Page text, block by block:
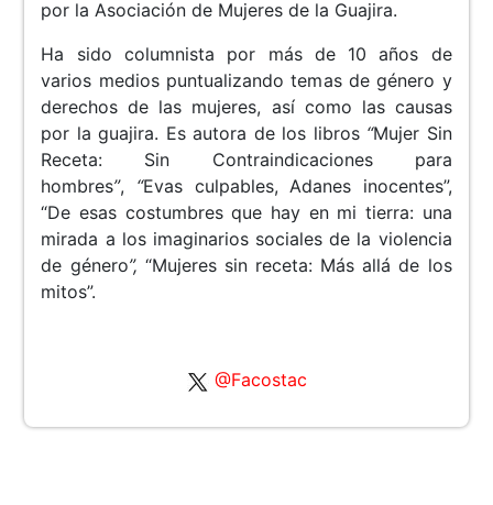
por la Asociación de Mujeres de la Guajira.
Ha sido columnista por más de 10 años de
varios medios puntualizando temas de género y
derechos de las mujeres, así como las causas
por la guajira. Es autora de los libros “Mujer Sin
Receta: Sin Contraindicaciones para
hombres”, “Evas culpables, Adanes inocentes”,
“De esas costumbres que hay en mi tierra: una
mirada a los imaginarios sociales de la violencia
de género”, “Mujeres sin receta: Más allá de los
mitos”.
@Facostac